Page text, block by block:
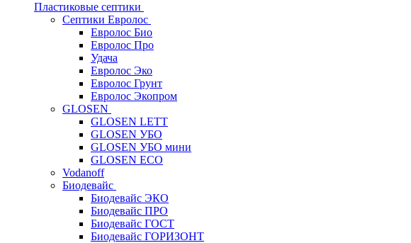
Пластиковые септики
Септики Евролос
Евролос Био
Евролос Про
Удача
Евролос Эко
Евролос Грунт
Евролос Экопром
GLOSEN
GLOSEN LETT
GLOSEN УБО
GLOSEN УБО мини
GLOSEN ECO
Vodanoff
Биодевайс
Биодевайс ЭКО
Биодевайс ПРО
Биодевайс ГОСТ
Биодевайс ГОРИЗОНТ